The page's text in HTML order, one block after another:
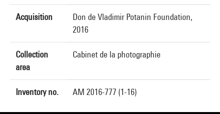
Acquisition
Don de Vladimir Potanin Foundation,
2016
Collection
area
Cabinet de la photographie
Inventory no. AM 2016-777 (1-16)